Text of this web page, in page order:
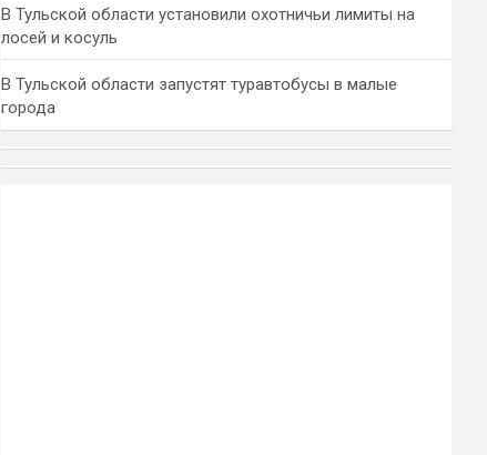
В Тульской области установили охотничьи лимиты на
лосей и косуль
В Тульской области запустят туравтобусы в малые
города